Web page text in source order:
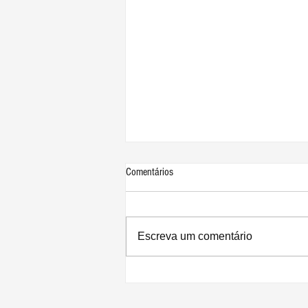
Comentários
Escreva um comentário